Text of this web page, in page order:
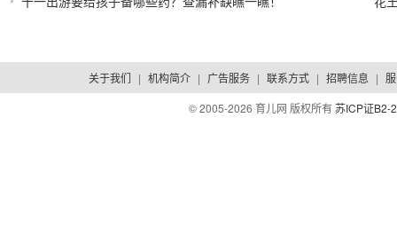
关于我们 | 机构简介 | 广告服务 | 联系方式 | 招聘信息 |
© 2005-2026 育儿网 版权所有苏ICP证B2-